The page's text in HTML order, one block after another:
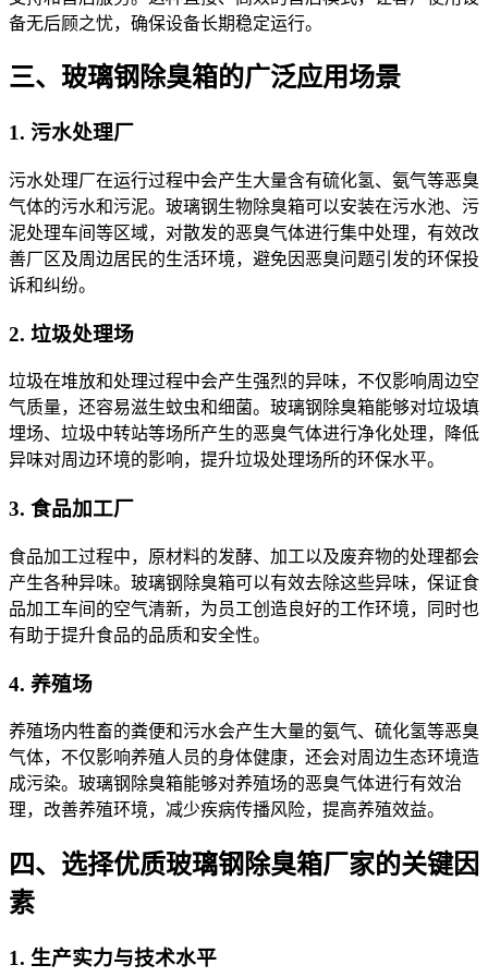
备无后顾之忧，确保设备长期稳定运行。
三、玻璃钢除臭箱的广泛应用场景
1. 污水处理厂
污水处理厂在运行过程中会产生大量含有硫化氢、氨气等恶臭
气体的污水和污泥。玻璃钢生物除臭箱可以安装在污水池、污
泥处理车间等区域，对散发的恶臭气体进行集中处理，有效改
善厂区及周边居民的生活环境，避免因恶臭问题引发的环保投
诉和纠纷。
2. 垃圾处理场
垃圾在堆放和处理过程中会产生强烈的异味，不仅影响周边空
气质量，还容易滋生蚊虫和细菌。玻璃钢除臭箱能够对垃圾填
埋场、垃圾中转站等场所产生的恶臭气体进行净化处理，降低
异味对周边环境的影响，提升垃圾处理场所的环保水平。
3. 食品加工厂
食品加工过程中，原材料的发酵、加工以及废弃物的处理都会
产生各种异味。玻璃钢除臭箱可以有效去除这些异味，保证食
品加工车间的空气清新，为员工创造良好的工作环境，同时也
有助于提升食品的品质和安全性。
4. 养殖场
养殖场内牲畜的粪便和污水会产生大量的氨气、硫化氢等恶臭
气体，不仅影响养殖人员的身体健康，还会对周边生态环境造
成污染。玻璃钢除臭箱能够对养殖场的恶臭气体进行有效治
理，改善养殖环境，减少疾病传播风险，提高养殖效益。
四、选择优质玻璃钢除臭箱厂家的关键因
素
1. 生产实力与技术水平